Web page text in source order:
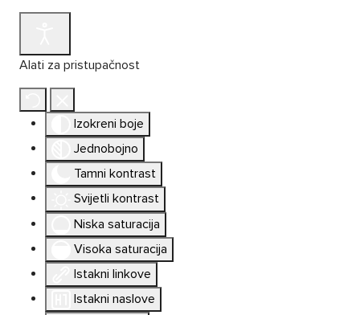
Alati za pristupačnost
Izokreni boje
Jednobojno
Tamni kontrast
Svijetli kontrast
Niska saturacija
Visoka saturacija
Istakni linkove
Istakni naslove